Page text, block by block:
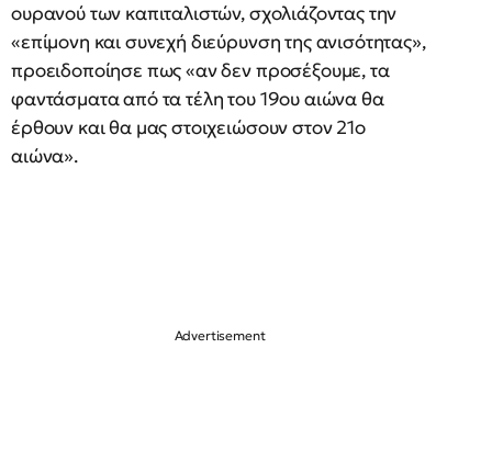
ουρανού των καπιταλιστών, σχολιάζοντας την
«επίμονη και συνεχή διεύρυνση της ανισότητας»,
προειδοποίησε πως «αν δεν προσέξουμε, τα
φαντάσματα από τα τέλη του 19ου αιώνα θα
έρθουν και θα μας στοιχειώσουν στον 21ο
αιώνα».